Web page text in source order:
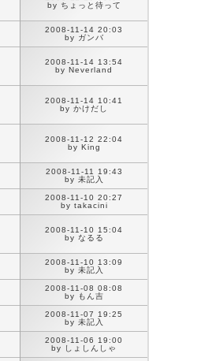
by ちょっと待って
2008-11-14 20:03
by ガンバ
2008-11-14 13:54
by Neverland
2008-11-14 10:41
by かけだし
2008-11-12 22:04
by King
2008-11-11 19:43
by 未記入
2008-11-10 20:27
by takacini
2008-11-10 15:04
by なるる
2008-11-10 13:09
by 未記入
2008-11-08 08:08
by もん吉
2008-11-07 19:25
by 未記入
2008-11-06 19:00
by しょしんしゃ